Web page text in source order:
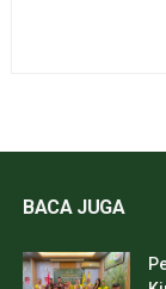
BACA JUGA